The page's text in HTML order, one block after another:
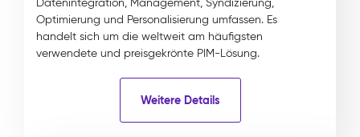
Datenintegration, Management, Syndizierung,
Optimierung und Personalisierung umfassen. Es
handelt sich um die weltweit am häufigsten
verwendete und preisgekrönte PIM-Lösung.
Weitere Details